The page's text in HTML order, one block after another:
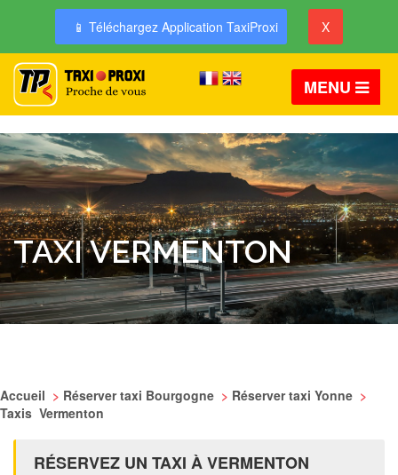
📱 Téléchargez Application TaxiProxi X
MENU
TAXI VERMENTON
Accueil > Réserver taxi Bourgogne > Réserver taxi Yonne >
Taxis Vermenton
RÉSERVEZ UN TAXI À VERMENTON